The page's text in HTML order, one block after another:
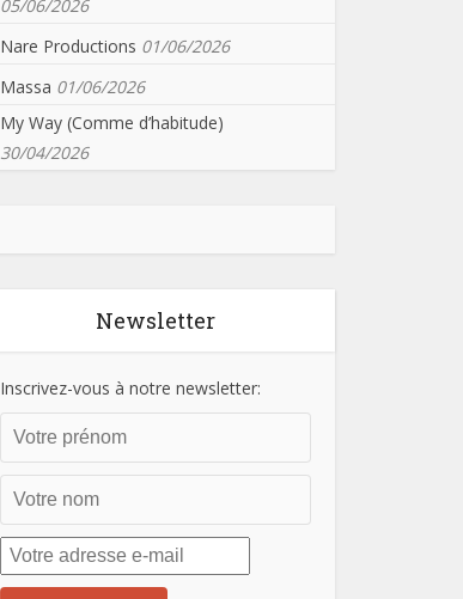
05/06/2026
Nare Productions 01/06/2026
Massa 01/06/2026
My Way (Comme d’habitude)
30/04/2026
Newsletter
Inscrivez-vous à notre newsletter: